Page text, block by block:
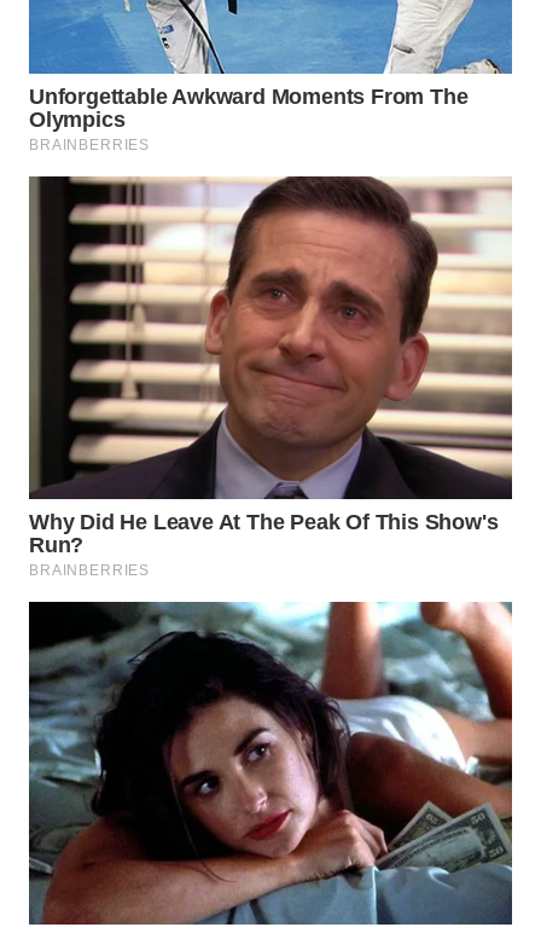
PRIANGAN
TIMUR
SEMARANG
WN
WN
BOROBUDUR
WN
MADURA
WN
SURABAYA
WN
NATUNA
WN
BINTAN
WN
MANDALIKA
WN
LIKUPANG